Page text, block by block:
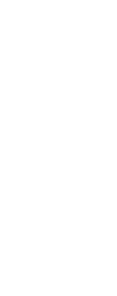
занимается
для
машин и